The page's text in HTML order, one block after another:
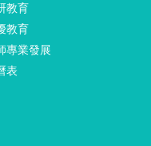
教育
教育
專業發展
表